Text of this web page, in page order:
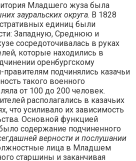
Младшего жуза была
зауральских округа. В 1828
единиц были
Западную, Среднюю и
сосредоточивалась в руках
которые находились в
оренбургскому
правителям подчинялись казачьи
такого военного
от 100 до 200 человек.
располагались в казачьих
что усиливало их зависимость
Основной функцией
содержание подчиненного
верности и послушании
лица в Младшем
старшины и заканчивая